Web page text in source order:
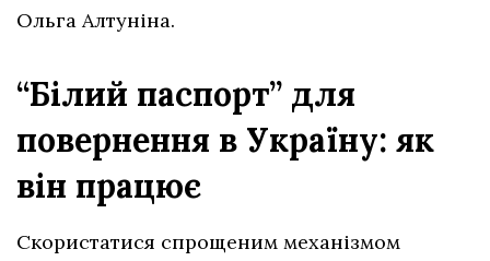
Ольга Алтуніна.
“Білий паспорт” для
повернення в Україну: як
він працює
Скористатися спрощеним механізмом